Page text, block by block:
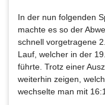
In der nun folgenden
machte es so der
schnell vorgetragene
Lauf, welcher in der
führte. Trotz einer
weiterhin zeigen,
wechselte man mit